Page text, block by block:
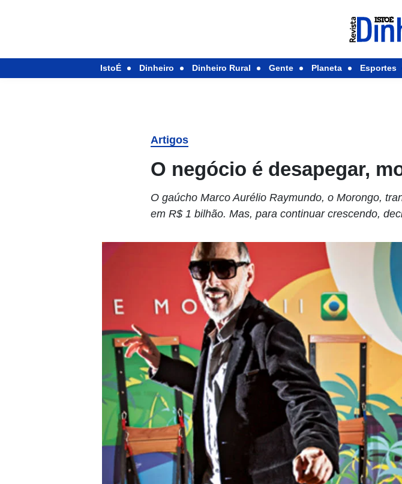
IstoÉ Dinheiro Dinheiro Rural Gente Planeta Esportes
Artigos
O negócio é desapegar,
O gaúcho Marco Aurélio Raymundo, o Morongo,
em R$ 1 bilhão. Mas, para continuar crescendo,